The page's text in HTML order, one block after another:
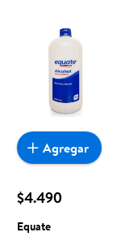
$4.490
Equate
Agregar